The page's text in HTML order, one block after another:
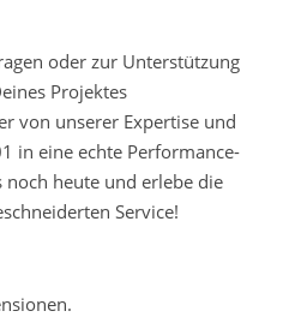
oder zur Unterstützung
Projektes
von unserer Expertise und
in eine echte Performance-
noch heute und erlebe die
Service!